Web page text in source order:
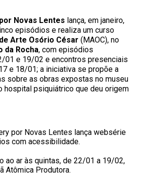
Novas Lentes lança, em janeiro,
episódios e realiza um curso
Arte Osório César (MAOC), no
da Rocha, com episódios
01 e 19/02 e encontros presenciais
e 18/01; a iniciativa se propõe a
sobre as obras expostas no museu
hospital psiquiátrico que deu origem
por Novas Lentes lança websérie
com acessibilidade.
ao ar às quintas, de 22/01 a 19/02,
Atômica Produtora.